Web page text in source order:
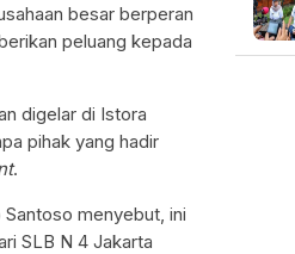
besar berperan
peluang kepada
digelar di Istora
pihak yang hadir
.
menyebut, ini
SLB N 4 Jakarta